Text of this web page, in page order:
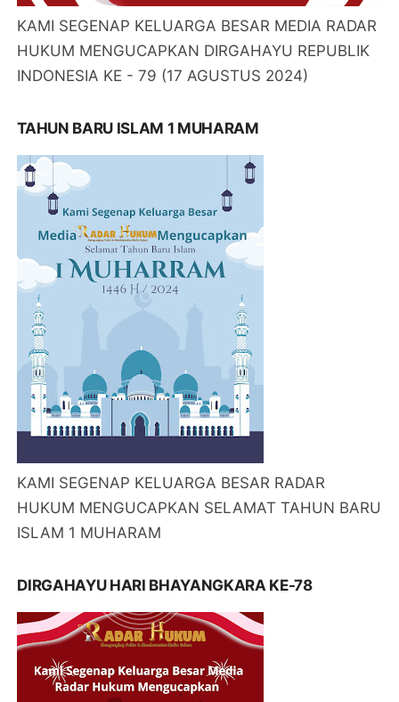
KAMI SEGENAP KELUARGA BESAR MEDIA RADAR
HUKUM MENGUCAPKAN DIRGAHAYU REPUBLIK
INDONESIA KE - 79 (17 AGUSTUS 2024)
TAHUN BARU ISLAM 1 MUHARAM
KAMI SEGENAP KELUARGA BESAR RADAR
HUKUM MENGUCAPKAN SELAMAT TAHUN BARU
ISLAM 1 MUHARAM
DIRGAHAYU HARI BHAYANGKARA KE-78